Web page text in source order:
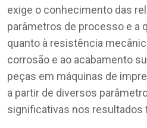
exige o conhecimento das
parâmetros de processo e a
quanto à resistência
corrosão e ao acabamento
peças em máquinas de
a partir de diversos
significativas nos resultados